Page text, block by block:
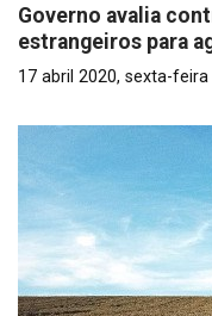
Governo avalia
estrangeiros para
17 abril 2020, sexta-feira